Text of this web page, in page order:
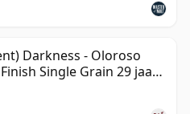
Darkness - Oloroso
Single Grain 29 jaar